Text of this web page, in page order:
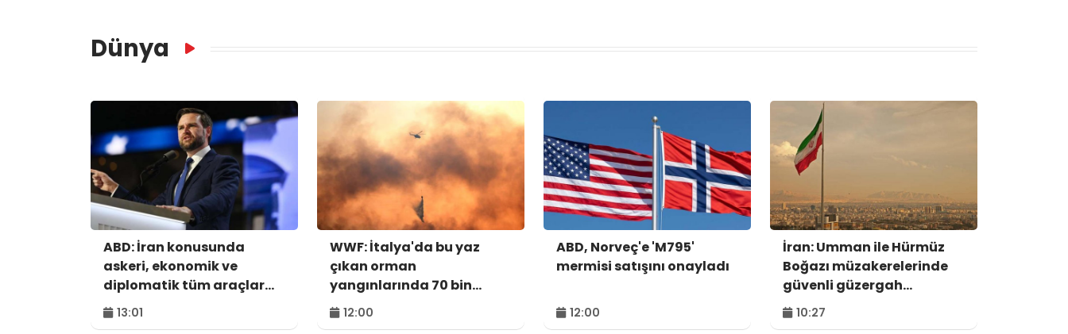
Dünya
ABD: İran konusunda
askeri, ekonomik ve
diplomatik tüm araçlar
kullanılacak
13:01
WWF: İtalya'da bu yaz
çıkan orman
yangınlarında 70 bin
hektar alan kül oldu
12:00
ABD, Norveç'e 'M795'
mermisi satışını onayladı
12:00
İran: Umman ile Hürmüz
Boğazı müzakerelerinde
güvenli güzergah
konusunda anlaşmaya
vardık
10:27